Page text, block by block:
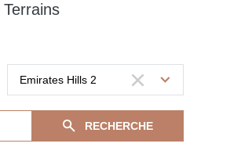
Terrains
RECHERCHE